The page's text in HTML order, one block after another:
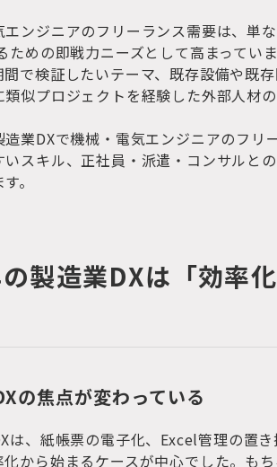
ンジニアのフリーランス需要は、単
ための即戦力ニーズとして高まってい
間で検証したいテーマ、既存設備や既
似プロジェクトを経験した外部人材の
造業DXで機械・電気エンジニアのフ
スキル、正社員・派遣・コンサルと
。
製造業DXは「効率
の焦点が変わっている
は、紙帳票の電子化、Excel管理の置
化から始まるケースが中心でした。も